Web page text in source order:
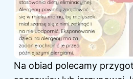
Na obiad polecamy